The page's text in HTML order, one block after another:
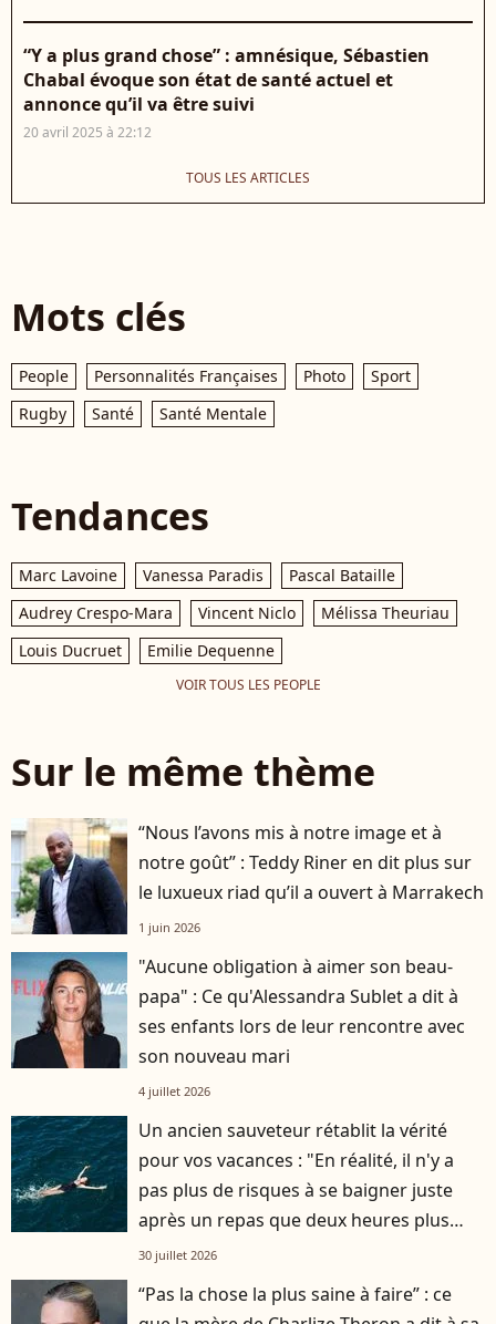
“Y a plus grand chose” : amnésique, Sébastien
Chabal évoque son état de santé actuel et
annonce qu’il va être suivi
20 avril 2025 à 22:12
TOUS LES ARTICLES
Mots clés
People Personnalités Françaises Photo
Sport
Rugby
Santé Santé Mentale
Tendances
Marc Lavoine Vanessa Paradis
Pascal Bataille
Audrey Crespo-Mara
Vincent Niclo
Mélissa Theuriau
Louis Ducruet
Emilie Dequenne
VOIR TOUS LES PEOPLE
Sur le même thème
“Nous l’avons mis à notre image et à
notre goût” : Teddy Riner en dit plus sur
le luxueux riad qu’il a ouvert à Marrakech
1 juin 2026
"Aucune obligation à aimer son beau-
papa" : Ce qu'Alessandra Sublet a dit à
ses enfants lors de leur rencontre avec
son nouveau mari
4 juillet 2026
Un ancien sauveteur rétablit la vérité
pour vos vacances : "En réalité, il n'y a
pas plus de risques à se baigner juste
après un repas que deux heures plus
tard"
30 juillet 2026
“Pas la chose la plus saine à faire” : ce